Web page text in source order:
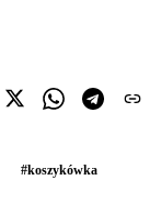
#koszykówka